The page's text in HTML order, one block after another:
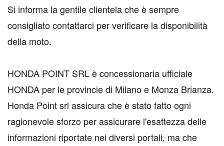
Si informa la gentile clientela che è sempre
consigliato contattarci per verificare la disponibilità
della moto.
HONDA POINT SRL è concessionaria ufficiale
HONDA per le provincie di Milano e Monza Brianza.
Honda Point srl assicura che è stato fatto ogni
ragionevole sforzo per assicurare l'esattezza delle
informazioni riportate nei diversi portali, ma che